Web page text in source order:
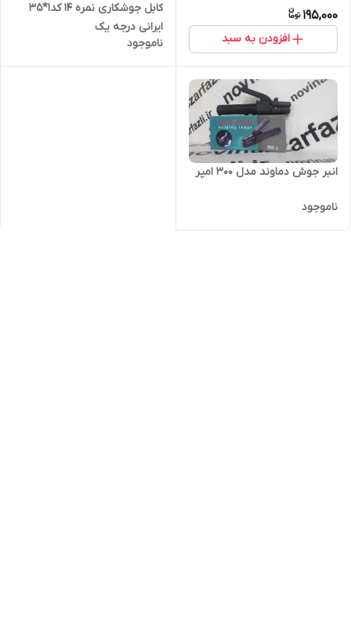
195,000
افزودن به سبد
کابل جوشکاری نمره 14 کد1*35
ایرانی درجه یک
ناموجود
انبر جوش دماوند مدل 300 امپر
ناموجود